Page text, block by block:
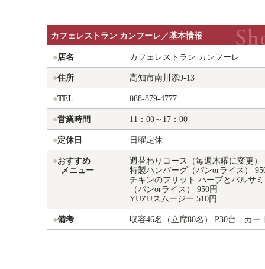
カフェレストラン カンフーレ／基本情報
●店名 カフェレストラン カンフーレ
●住所 高知市南川添9-13
●TEL 088-879-4777
●営業時間 11：00～17：00
●定休日 日曜定休
●おすすめ
メニュー
週替わりコース（毎週木曜に変更
特製ハンバーグ（パンorライス）
チキンのフリット ハーブとバルサ
（パンorライス） 950円
YUZUスムージー 510円
●備考 収容46名（立席80名） P30台 カー